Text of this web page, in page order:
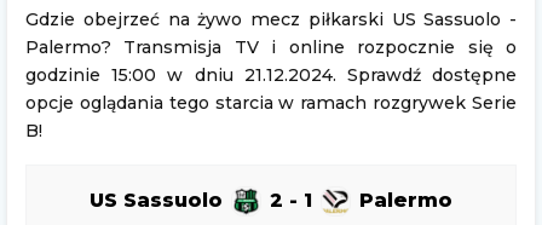
Gdzie obejrzeć na żywo mecz piłkarski US Sassuolo -
Palermo? Transmisja TV i online rozpocznie się o
godzinie 15:00 w dniu 21.12.2024. Sprawdź dostępne
opcje oglądania tego starcia w ramach rozgrywek Serie
B!
US Sassuolo 2 - 1 Palermo